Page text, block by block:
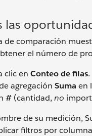
las
de comparación
el número de
clic en Conteo de filas.
agregación Suma en
# (cantidad, no
de su medición,
filtros por